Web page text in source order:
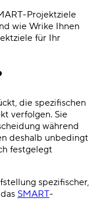
Projektziele
wie Wrike Ihnen
für Ihr
die spezifischen
verfolgen. Sie
während
deshalb unbedingt
festgelegt
spezifischer,
SMART-